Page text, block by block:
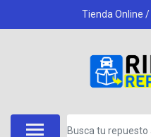
Tienda Online /